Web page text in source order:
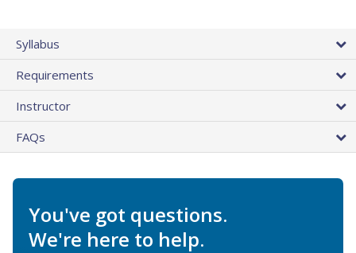
Syllabus
Requirements
Instructor
FAQs
You've got questions.
We're here to help.